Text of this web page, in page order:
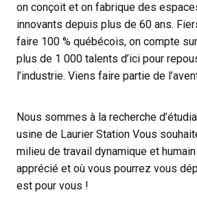
on conçoit et on fabrique des
innovants depuis plus de 60 ans.
faire 100 % québécois, on compte
plus de 1 000 talents d’ici pour
l’industrie. Viens faire partie de
Nous sommes à la recherche
usine de Laurier Station Vous
milieu de travail dynamique et
apprécié et où vous pourrez vous
est pour vous !